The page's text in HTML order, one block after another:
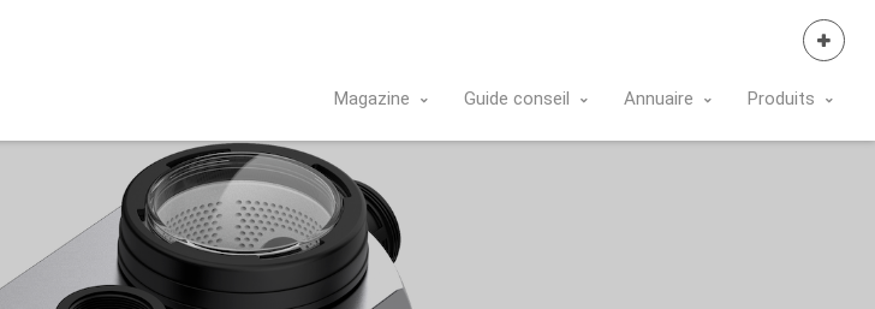
Magazine Guide conseil Annuaire Produits